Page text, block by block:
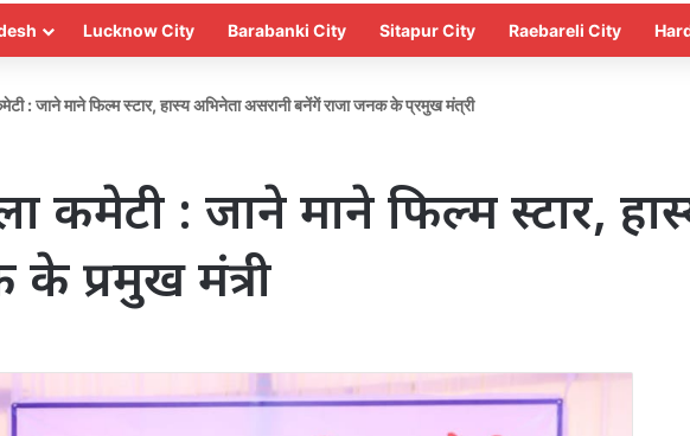
Lucknow City Barabanki City Sitapur City Raebareli City
: जाने माने फिल्म स्टार, हास्य अभिनेता असरानी बनेंगें राजा जनक के प्रमुख मंत्री
कमेटी : जाने माने फिल्म स्टार,
प्रमुख मंत्री